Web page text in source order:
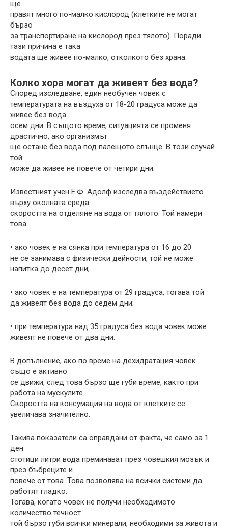
ще
правят много по-малко кислород (клетките не могат
бързо
за транспортиране на кислород през тялото). Поради
тази причина е така
водата ще живее по-малко, отколкото без храна.
Колко хора могат да живеят без вода?
Според изследване, един необучен човек с
температурата на въздуха от 18-20 градуса може да
живее без вода
осем дни. В същото време, ситуацията се променя
драстично, ако организмът
ще остане без вода под палещото слънце. В този случай
той
може да живее не повече от четири дни.
Известният учен Е.Ф. Адолф изследва въздействието
върху околната среда
скоростта на отделяне на вода от тялото. Той намери
това:
• ако човек е на сянка при температура от 16 до 20
не се занимава с физически дейности, той не може
напитка до десет дни;
• ако човек е на температура от 29 градуса, тогава той
да живеят без вода до седем дни;
• при температура над 35 градуса без вода човек може
живеят не повече от два дни.
В допълнение, ако по време на дехидратация човек
също е активно
се движи, след това бързо ще губи време, както при
работа на мускулите
Скоростта на консумация на вода от клетките се
увеличава значително.
Такива показатели са оправдани от факта, че само за 1
ден
стотици литри вода преминават през човешкия мозък и
през бъбреците и
повече от това. Това позволява на всички системи да
работят гладко.
Тогава, когато човек не получи необходимото
количество течност
той бързо губи всички минерали, необходими за живота и